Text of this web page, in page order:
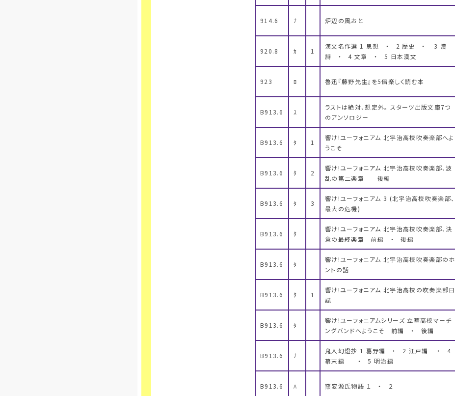
914.6 ﾅ 炉辺の風おと
920.8 ｶ 1
漢文名作選 1 思想 ・ 2 歴史 ・ 3 漢
詩 ・ 4 文章 ・ 5 日本漢文
923 ﾛ 魯迅『藤野先生』を5倍楽しく読む本
B913.6 ｽ
ラストは絶対、想定外。 スターツ出版文庫7つ
のアンソロジー
B913.6 ﾀ 1
響け!ユーフォニアム 北宇治高校吹奏楽部へよ
うこそ
B913.6 ﾀ 2
響け!ユーフォニアム 北宇治高校吹奏楽部、波
乱の第二楽章 後編
B913.6 ﾀ 3
響け!ユーフォニアム 3 (北宇治高校吹奏楽部、
最大の危機)
B913.6 ﾀ
響け!ユーフォニアム 北宇治高校吹奏楽部、決
意の最終楽章 前編 ・ 後編
B913.6 ﾀ
響け!ユーフォニアム 北宇治高校吹奏楽部のホ
ントの話
B913.6 ﾀ 1
響け!ユーフォニアム 北宇治高校の吹奏楽部日
誌
B913.6 ﾀ
響け!ユーフォニアムシリーズ 立華高校マーチ
ングバンドへようこそ 前編 ・ 後編
B913.6 ﾅ
鬼人幻燈抄 1 葛野編 ・ 2 江戸編 ・ 4
幕末編 ・ 5 明治編
B913.6 ﾊ 窯変源氏物語 １ ・ ２